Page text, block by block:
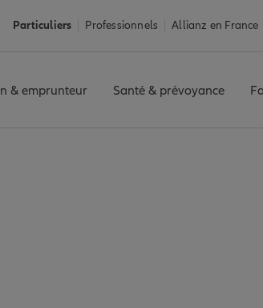
Particuliers Professionnels Allianz en France
& emprunteur Santé & prévoyance